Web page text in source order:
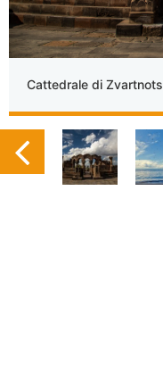
Cattedrale di Zvartnots